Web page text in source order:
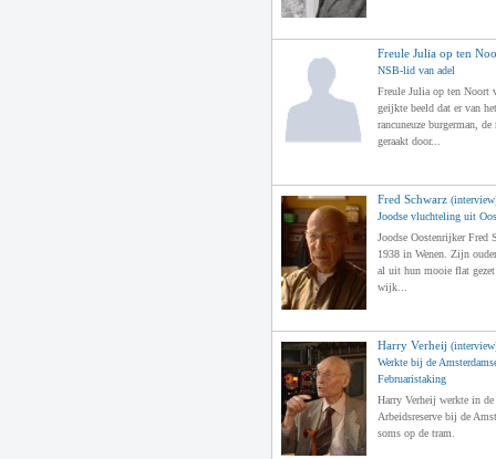
Freule Julia op ten
NSB-lid van adel
Freule Julia op ten Noort
geijkte beeld dat er van
rancuneuze burgerman,
geraakt door...
Fred Schwarz
Joodse vluchteling uit
Joodse Oostenrijker Fred
1938 in Wenen. Zijn
al uit hun mooie flat gezet
wijk...
Harry Verheij
Werkte bij de
Februaristaking
Harry Verheij werkte in
Arbeidsreserve bij de
soms op de tram.